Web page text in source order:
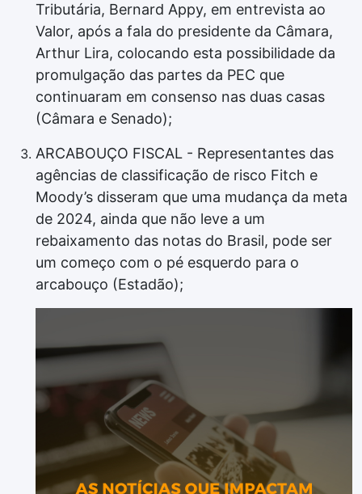
Tributária, Bernard Appy, em entrevista ao
Valor, após a fala do presidente da Câmara,
Arthur Lira, colocando esta possibilidade da
promulgação das partes da PEC que
continuaram em consenso nas duas casas
(Câmara e Senado);
ARCABOUÇO FISCAL - Representantes das
agências de classificação de risco Fitch e
Moody’s disseram que uma mudança da meta
de 2024, ainda que não leve a um
rebaixamento das notas do Brasil, pode ser
um começo com o pé esquerdo para o
arcabouço (Estadão);